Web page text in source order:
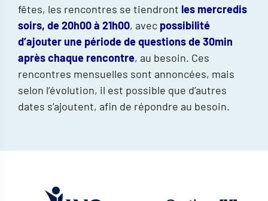
fêtes, les rencontres se tiendront les mercredis
soirs, de 20h00 à 21h00, avec possibilité
d’ajouter une période de questions de 30min
après chaque rencontre, au besoin. Ces
rencontres mensuelles sont annoncées, mais
selon l’évolution, il est possible que d’autres
dates s’ajoutent, afin de répondre au besoin.